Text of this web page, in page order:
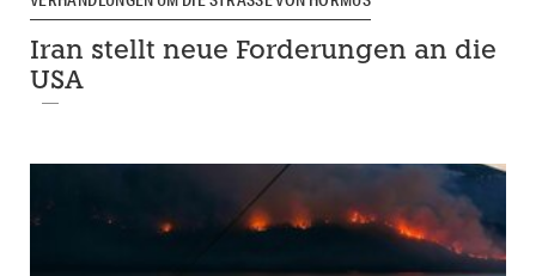
Iran stellt neue Forderungen an die
USA